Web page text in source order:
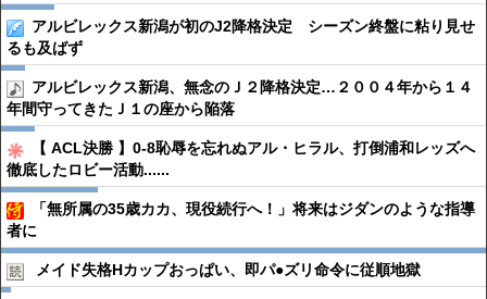
アルビレックス新潟が初のJ2降格決定 シーズン終盤に粘り見せ
るも及ばず
アルビレックス新潟、無念のＪ２降格決定…２００４年から１４
年間守ってきたＪ１の座から陥落
【 ACL決勝 】0-8恥辱を忘れぬアル・ヒラル、打倒浦和レッズへ
徹底したロビー活動......
「無所属の35歳カカ、現役続行へ！」将来はジダンのような指導
者に
メイド失格Hカップおっぱい、即パ●︎ズリ命令に従順地獄